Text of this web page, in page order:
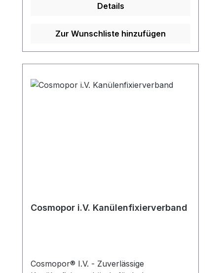
Details
Zur Wunschliste hinzufügen
Cosmopor i.V. Kanülenfixierverband
Cosmopor® I.V. - Zuverlässige